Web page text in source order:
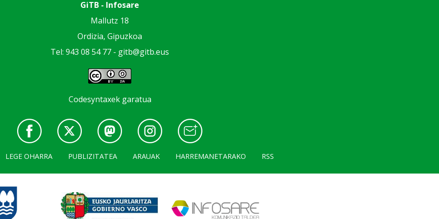
GiTB - Infosare
Mallutz 18
Ordizia, Gipuzkoa
Tel: 943 08 54 77 - gitb@gitb.eus
Codesyntaxek garatua
LEGE OHARRA PUBLIZITATEA ARAUAK HARREMANETARAKO RSS